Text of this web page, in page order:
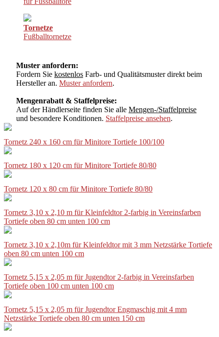
Tornetze
Fußballtornetze
Muster anfordern:
Fordern Sie kostenlos Farb- und Qualitätsmuster direkt beim
Hersteller an. Muster anfordern.
Mengenrabatt & Staffelpreise:
Auf der Händlerseite finden Sie alle Mengen-/Staffelpreise
und besondere Konditionen. Staffelpreise ansehen.
Tornetz 240 x 160 cm für Minitore Tortiefe 100/100
Tornetz 180 x 120 cm für Minitore Tortiefe 80/80
Tornetz 120 x 80 cm für Minitore Tortiefe 80/80
Tornetz 3,10 x 2,10 m für Kleinfeldtor 2-farbig in Vereinsfarben
Tortiefe oben 80 cm unten 100 cm
Tornetz 3,10 x 2,10m für Kleinfeldtor mit 3 mm Netzstärke Tortiefe
oben 80 cm unten 100 cm
Tornetz 5,15 x 2,05 m für Jugendtor 2-farbig in Vereinsfarben
Tortiefe oben 100 cm unten 100 cm
Tornetz 5,15 x 2,05 m für Jugendtor Engmaschig mit 4 mm
Netzstärke Tortiefe oben 80 cm unten 150 cm